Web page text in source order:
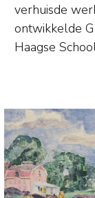
Haagse